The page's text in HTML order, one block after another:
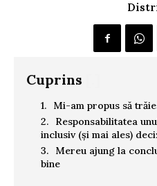
Cuprins
Mi-am propus să
Responsabilitatea
inclusiv (și mai ales)
Mereu ajung la
bine